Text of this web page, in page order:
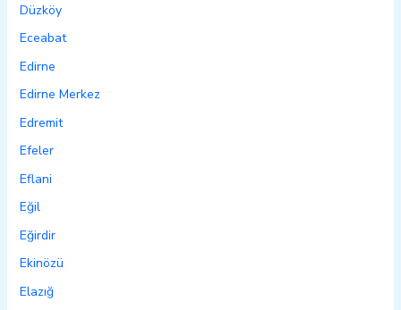
Düzköy
Eceabat
Edirne
Edirne Merkez
Edremit
Efeler
Eflani
Eğil
Eğirdir
Ekinözü
Elazığ